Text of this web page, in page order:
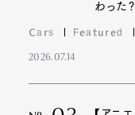
わった?
Cars Featured
2026.07.14